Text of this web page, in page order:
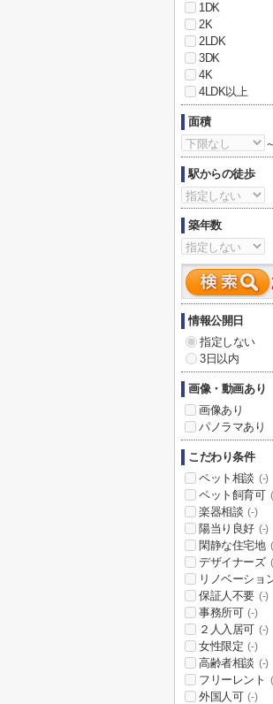
1DK
2K
2LDK
3DK
4K
4LDK以上
面積
～
駅からの徒歩
築年数
情報公開日
指定しない
3日以内
画像・動画あり
画像あり
パノラマあり
こだわり条件
ペット相談 (-)
ペット飼育可
楽器相談 (-)
陽当り良好 (-)
閑静な住宅地
デザイナーズ
リノベーショ
保証人不要 (-)
事務所可 (-)
２人入居可 (-)
女性限定 (-)
高齢者相談 (-)
フリーレント
外国人可 (-)